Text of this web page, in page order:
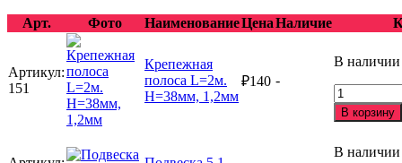
Арт. Фото НаименованиеЦенаНаличие
Артикул:
151
Крепежная
полоса L=2м.
H=38мм, 1,2мм
₽140 -
В наличии
товара
Крепежная
L=2м.
В корзину
В наличии